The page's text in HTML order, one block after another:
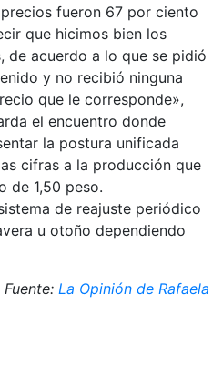
fueron 67 por ciento
que hicimos bien los
de acuerdo a lo que se pidió
y no recibió ninguna
que le corresponde»,
el encuentro donde
la postura unificada
cifras a la producción que
de 1,50 peso.
de reajuste periódico
u otoño dependiendo
Fuente: La Opinión de Rafaela